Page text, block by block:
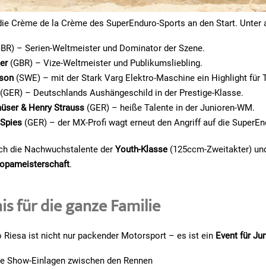
Crème de la Crème des SuperEnduro-Sports an den Start. Unter
– Serien-Weltmeister und Dominator der Szene.
(GBR) – Vize-Weltmeister und Publikumsliebling.
(SWE) – mit der Stark Varg Elektro-Maschine ein Highlight für
– Deutschlands Aushängeschild in der Prestige-Klasse.
& Henry Strauss (GER) – heiße Talente in der Junioren-WM.
(GER) – der MX-Profi wagt erneut den Angriff auf die
die Nachwuchstalente derYouth-Klasse (125ccm-Zweitakter)
.
für die ganze Familie
Riesa ist nicht nur packender Motorsport – es ist ein Event für
Show-Einlagen zwischen den Rennen